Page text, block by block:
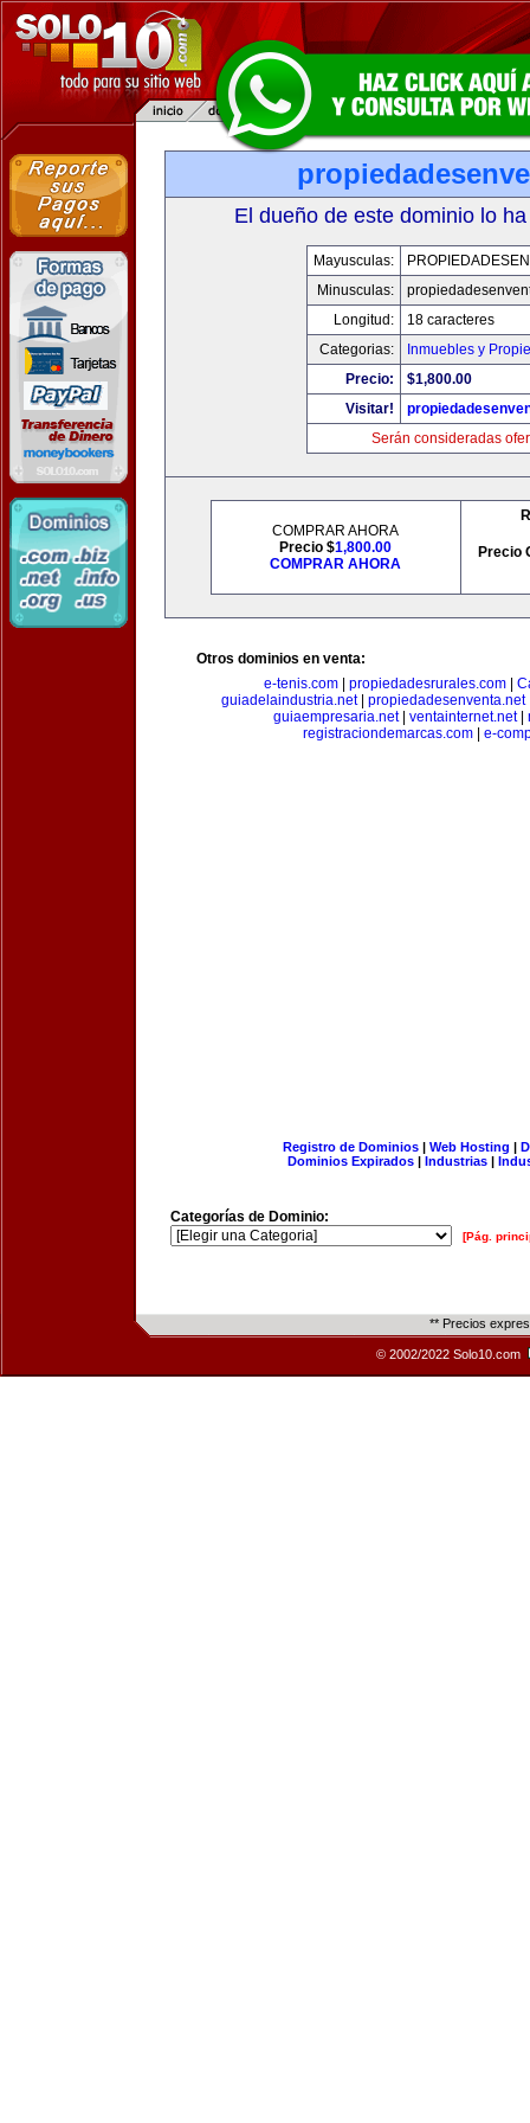
El dueño de este dominio lo
Mayusculas:
Minusculas:
Longitud:
18 caracteres
Categorias:
Inmuebles y
Precio:
$1,800.00
Visitar!
Serán consideradas
COMPRAR AHORA
Precio $1,800.00
COMPRAR AHORA
Precio
Otros dominios en venta:
e-tenis.com
propiedadesrurales.com
guiadelaindustria.net propiedadesenventa.net
guiaempresaria.net| ventainternet.net|
registraciondemarcas.com| e-
Registro de Dominios| Web Hosting |
Dominios Expirados | Industrias |
Categorías de Dominio:
[Pág.
** Precios
© 2002/2022 Solo10.com